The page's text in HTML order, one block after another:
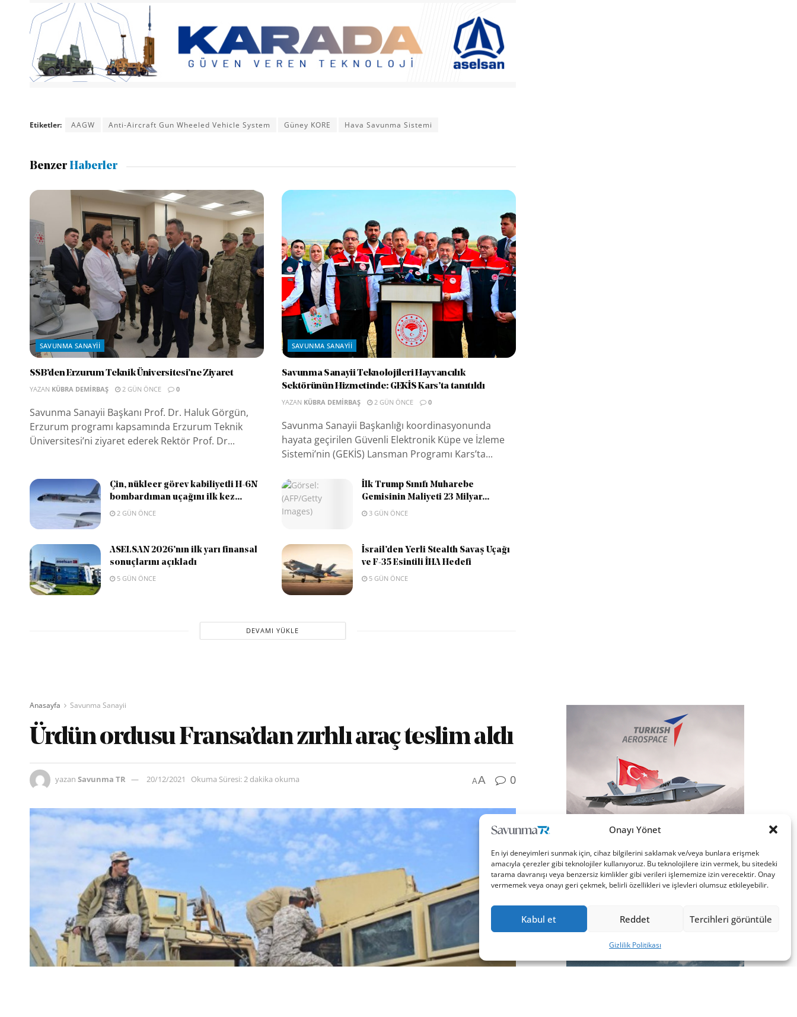
Onayı Yönet
En iyi deneyimleri sunmak için, cihaz bilgilerini saklamak ve/veya bunlara erişmek
amacıyla çerezler gibi teknolojiler kullanıyoruz. Bu teknolojilere izin vermek, bu sitedeki
tarama davranışı veya benzersiz kimlikler gibi verileri işlememize izin verecektir. Onay
vermemek veya onayı geri çekmek, belirli özellikleri ve işlevleri olumsuz etkileyebilir.
Kabul et Reddet Tercihleri görüntüle
Gizlilik Politikası
Etiketler: AAGW Anti-Aircraft Gun Wheeled Vehicle System Güney KORE Hava Savunma Sistemi
BenzerHaberler
SAVUNMA SANAYII
SSB’den Erzurum Teknik Üniversitesi’ne Ziyaret
YAZAN KÜBRA DEMIRBAŞ 2 GÜN ÖNCE 0
Savunma Sanayii Başkanı Prof. Dr. Haluk Görgün,
Erzurum programı kapsamında Erzurum Teknik
Üniversitesi’ni ziyaret ederek Rektör Prof. Dr...
SAVUNMA SANAYII
Savunma Sanayii Teknolojileri Hayvancılık
Sektörünün Hizmetinde: GEKİS Kars’ta tanıtıldı
YAZAN KÜBRA DEMIRBAŞ 2 GÜN ÖNCE 0
Savunma Sanayii Başkanlığı koordinasyonunda
hayata geçirilen Güvenli Elektronik Küpe ve İzleme
Sistemi’nin (GEKİS) Lansman Programı Kars’ta...
Çin, nükleer görev kabiliyetli H-6N
bombardıman uçağını ilk kez...
2 GÜN ÖNCE
İlk Trump Sınıfı Muharebe
Gemisinin Maliyeti 23 Milyar...
3 GÜN ÖNCE
ASELSAN 2026’nın ilk yarı finansal
sonuçlarını açıkladı
5 GÜN ÖNCE
İsrail’den Yerli Stealth Savaş Uçağı
ve F-35 Esintili İHA Hedefi
5 GÜN ÖNCE
DEVAMI YÜKLE
Anasayfa Savunma Sanayii
Ürdün ordusu Fransa’dan zırhlı araç teslim aldı
yazan Savunma TR 20/12/2021 Okuma Süresi: 2 dakika okuma AA 0